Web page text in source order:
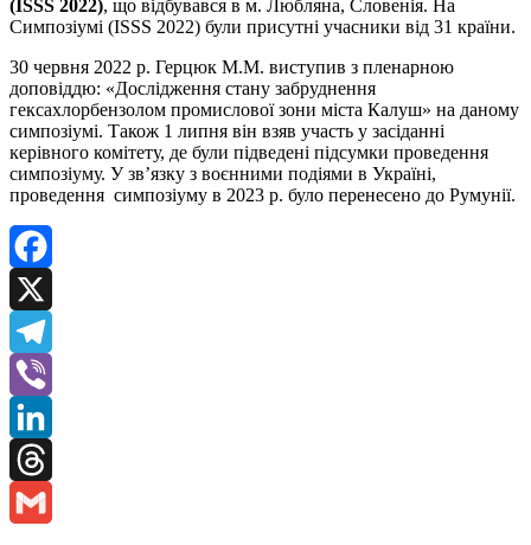
(ISSS 2022), що відбувався в м. Любляна, Словенія. На
Симпозіумі (ISSS 2022) були присутні учасники від 31 країни.
30 червня 2022 р. Герцюк М.М. виступив з пленарною
доповіддю: «Дослідження стану забруднення
гексахлорбензолом промислової зони міста Калуш» на даному
симпозіумі. Також 1 липня він взяв участь у засіданні
керівного комітету, де були підведені підсумки проведення
симпозіуму. У зв’язку з воєнними подіями в Україні,
проведення симпозіуму в 2023 р. було перенесено до Румунії.
Facebook
X
Telegram
Viber
LinkedIn
Threads